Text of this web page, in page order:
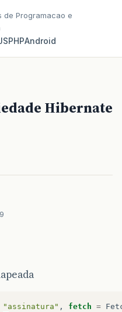
de Programacao e
PHPAndroid
Hibernate
"assinatura" , fetch =